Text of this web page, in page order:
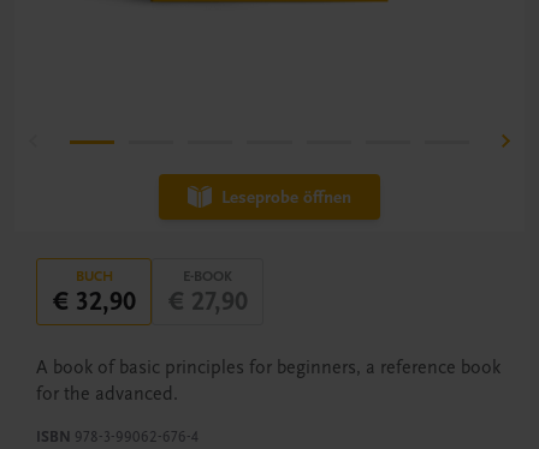
Leseprobe öffnen
BUCH
€ 32,90
E-BOOK
€ 27,90
A book of basic principles for beginners, a reference book
for the advanced.
ISBN 978-3-99062-676-4